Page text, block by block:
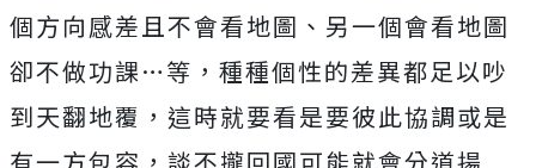
個方向感差且不會看地圖、另一個會看地圖
卻不做功課…等，種種個性的差異都足以吵
到天翻地覆，這時就要看是要彼此協調或是